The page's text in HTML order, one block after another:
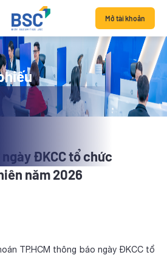
Mở tài khoản
ngày ĐKCC tổ chức
năm 2026
TP.HCM thông báo ngày ĐKCC tổ